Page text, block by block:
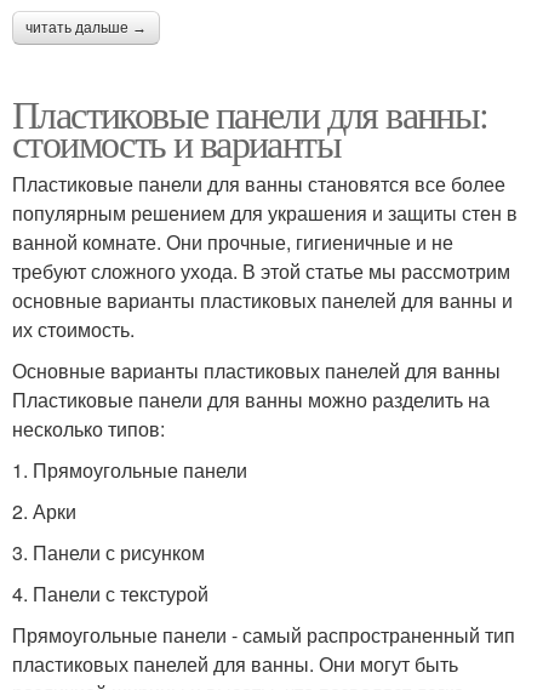
читать дальше →
Пластиковые панели для ванны:
стоимость и варианты
Пластиковые панели для ванны становятся все более
популярным решением для украшения и защиты стен в
ванной комнате. Они прочные, гигиеничные и не
требуют сложного ухода. В этой статье мы рассмотрим
основные варианты пластиковых панелей для ванны и
их стоимость.
Основные варианты пластиковых панелей для ванны
Пластиковые панели для ванны можно разделить на
несколько типов:
1. Прямоугольные панели
2. Арки
3. Панели с рисунком
4. Панели с текстурой
Прямоугольные панели - самый распространенный тип
пластиковых панелей для ванны. Они могут быть